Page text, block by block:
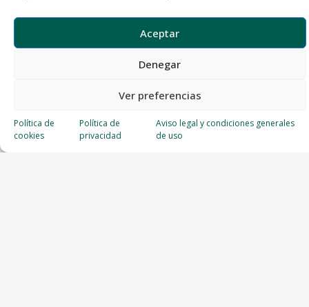
Aceptar
Denegar
Ver preferencias
Política de
cookies
Política de
privacidad
Aviso legal y condiciones generales
de uso